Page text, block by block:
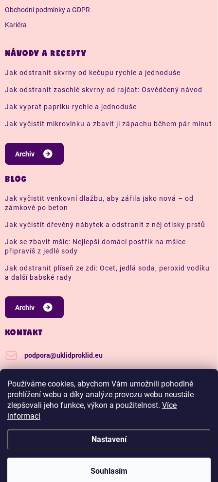
Používáme cookies, abychom Vám umožnili pohodlné
prohlížení webu a díky analýze provozu webu neustále
zlepšovali jeho funkce, výkon a použitelnost. Více
informací
Nastavení
Souhlasím
Hadříkománie, čím víc nakoupíš, tím větší slevu budeš
Obchodní podmínky a GDPR
Kariéra
NÁVODY A RECEPTY
Jak odstranit skvrny od kečupu rychle a jednoduše
Jak odstranit zaschlé skvrny od rajčat: Osvědčený návod
Jak vyprat papriku rychle a jednoduše
Jak vyčistit mikrovlnku a zbavit ji zápachu během pár minut
Archiv
BLOG
Jak vyčistit venkovní dlažbu, aby zářila jako nová – od
zámkové po beton
Jak vyčistit dřevěný nábytek a odstranit z něj otisky prstů
Jak se zbavit mšic: Nejlepší domácí postřik na mšice
připravíš z jedlé sody
Jak odstranit plíseň ze zdi: Ocet, jedlá soda, peroxid vodíku
a další babské rady
Archiv
KONTAKT
podpora@uklidproklid.eu
Další tipy a triky, jak na úklid pro klid
uklidproklid/
Copyright 2026Úklid pro klid. Všechna práva vyhrazena.Upravit nastavení
cookies